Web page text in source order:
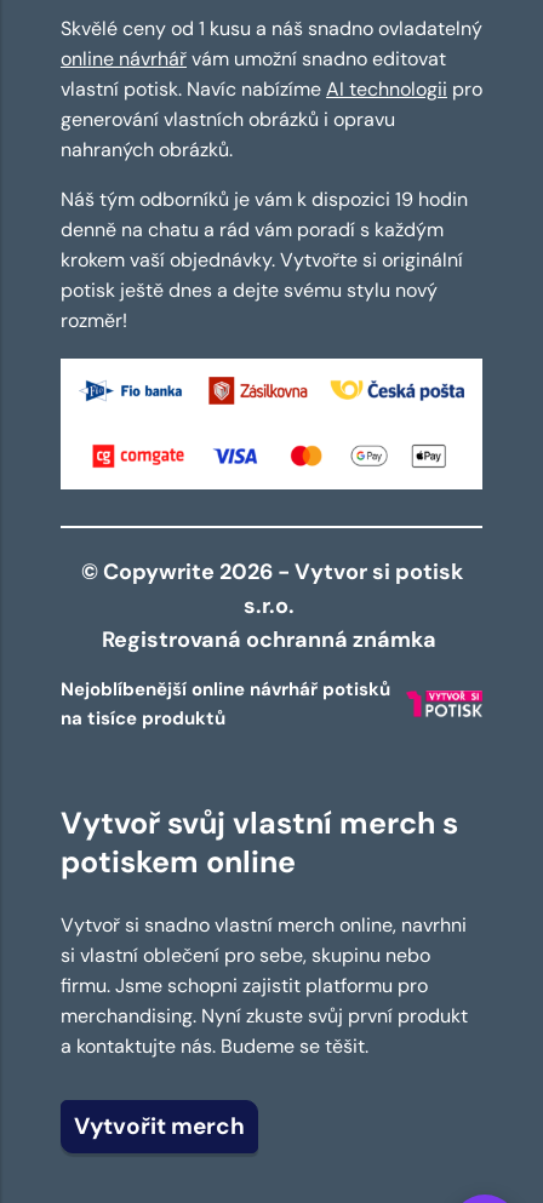
Skvělé ceny od 1 kusu a náš snadno ovladatelný
online návrhářvám umožní snadno editovat
vlastní potisk. Navíc nabízímeAI technologii pro
generování vlastních obrázků i opravu
nahraných obrázků.
Náš tým odborníků je vám k dispozici 19 hodin
denně na chatu a rád vám poradí s každým
krokem vaší objednávky. Vytvořte si originální
potisk ještě dnes a dejte svému stylu nový
rozměr!
© Copywrite 2026 - Vytvor si potisk
s.r.o.
Registrovaná ochranná známka
Nejoblíbenější online návrhář potisků
na tisíce produktů
Vytvoř svůj vlastní merch s
potiskem online
Vytvoř si snadno vlastní merch online, navrhni
si vlastní oblečení pro sebe, skupinu nebo
firmu. Jsme schopni zajistit platformu pro
merchandising. Nyní zkuste svůj první produkt
a kontaktujte nás. Budeme se těšit.
Vytvořit merch